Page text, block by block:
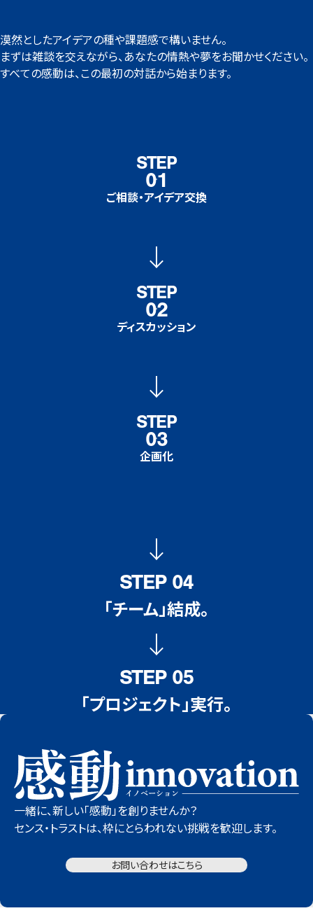
漠然としたアイデアの種や課題感で構いません。
まずは雑談を交えながら、あなたの情熱や夢をお聞かせください。
すべての感動は、この最初の対話から始まります。
STEP
01
ご相談・アイデア交換
STEP
02
ディスカッション
STEP
03
企画化
STEP 04
「チーム」結成。
STEP 05
「プロジェクト」実行。
⼀緒に、新しい「感動」を創りませんか？
センス・トラストは、枠にとらわれない挑戦を歓迎します。
お問い合わせはこちら